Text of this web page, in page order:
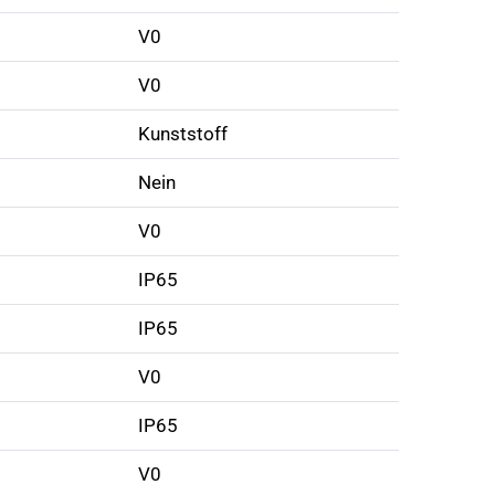
V0
V0
Kunststoff
Nein
V0
IP65
IP65
V0
IP65
V0